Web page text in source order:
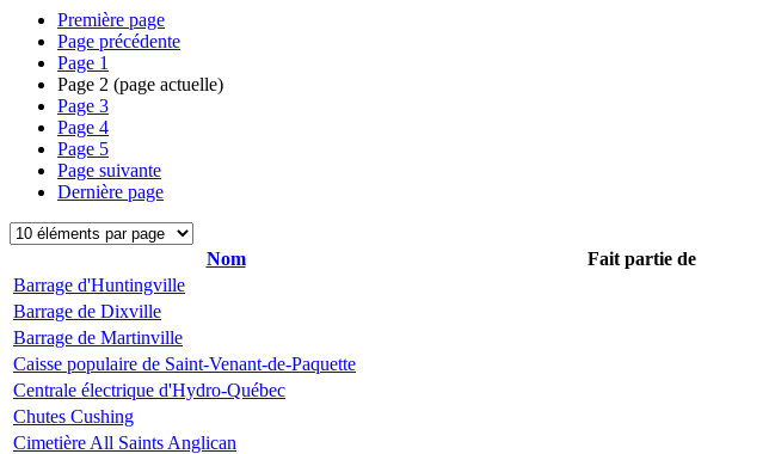
Première page
Page précédente
Page 1
Page 2 (page actuelle)
Page 3
Page 4
Page 5
Page suivante
Dernière page
Nom Fait partie de
Barrage d'Huntingville
Barrage de Dixville
Barrage de Martinville
Caisse populaire de Saint-Venant-de-Paquette
Centrale électrique d'Hydro-Québec
Chutes Cushing
Cimetière All Saints Anglican